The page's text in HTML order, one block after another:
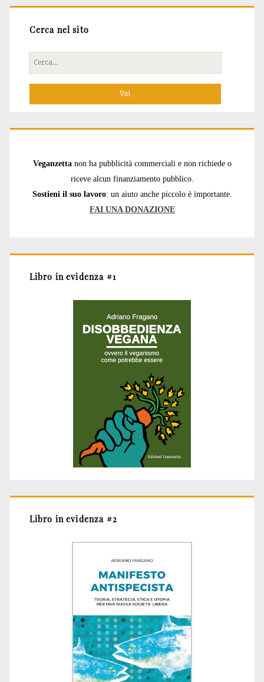
Cerca nel sito
Cerca
per:
Veganzetta non ha pubblicità commerciali e non richiede o
riceve alcun finanziamento pubblico.
Sostieni il suo lavoro: un aiuto anche piccolo è importante.
FAI UNA DONAZIONE
Libro in evidenza #1
Libro in evidenza #2